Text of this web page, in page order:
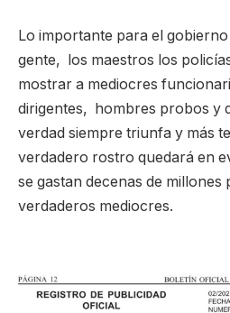
Lo importante para el
gente, los maestros los
mostrar a mediocres
dirigentes, hombres probos y
verdad siempre triunfa y más
verdadero rostro quedará en
se gastan decenas de
verdaderos mediocres.